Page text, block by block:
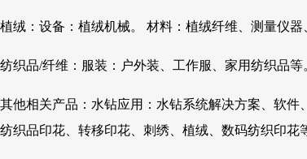
植绒：设备：植绒机械。 材料：植绒纤维、测量仪器
纺织品/纤维：服装：户外装、工作服、家用纺织品等
其他相关产品：水钻应用：水钻系统解决方案、软件
纺织品印花、转移印花、刺绣、植绒、数码纺织印花